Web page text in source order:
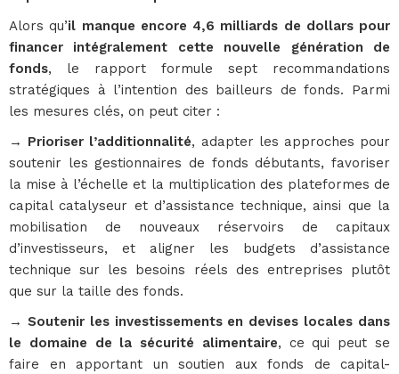
Alors qu’il manque encore 4,6 milliards de dollars pour
financer intégralement cette nouvelle génération de
fonds, le rapport formule sept recommandations
stratégiques à l’intention des bailleurs de fonds. Parmi
les mesures clés, on peut citer :
→ Prioriser l’additionnalité, adapter les approches pour
soutenir les gestionnaires de fonds débutants, favoriser
la mise à l’échelle et la multiplication des plateformes de
capital catalyseur et d’assistance technique, ainsi que la
mobilisation de nouveaux réservoirs de capitaux
d’investisseurs, et aligner les budgets d’assistance
technique sur les besoins réels des entreprises plutôt
que sur la taille des fonds.
→ Soutenir les investissements en devises locales dans
le domaine de la sécurité alimentaire, ce qui peut se
faire en apportant un soutien aux fonds de capital-